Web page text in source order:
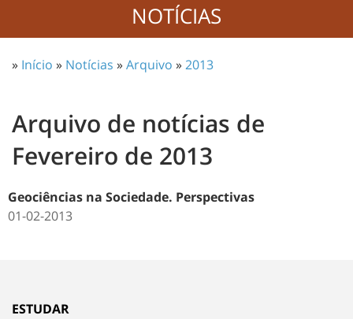
NOTÍCIAS
» Início » Notícias »Arquivo »2013
Arquivo de notícias de
Fevereiro de 2013
Geociências na Sociedade. Perspectivas
01-02-2013
ESTUDAR